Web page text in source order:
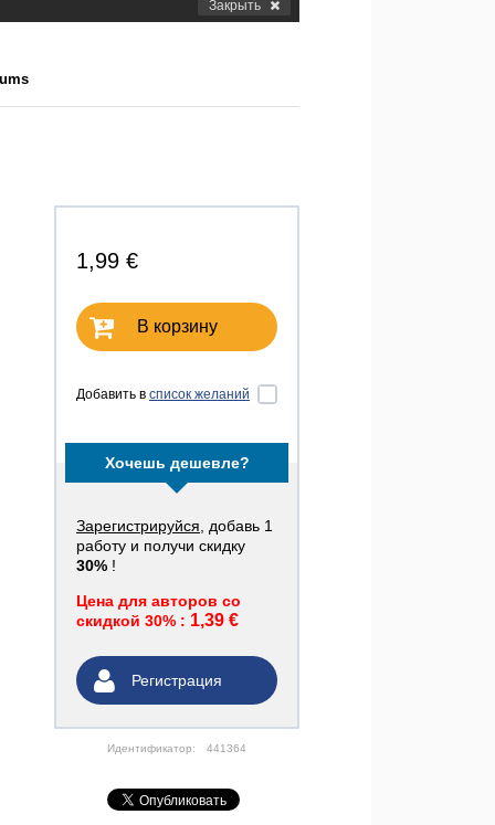
Закрыть
1,99 €
В корзину
Добавить в список желаний
Хочешь дешевле?
Зарегистрируйся , добавь 1
работу и получи скидку
30% !
Цена для авторов со
скидкой 30% : 1,39 €
Регистрация
Идентификатор: 441364